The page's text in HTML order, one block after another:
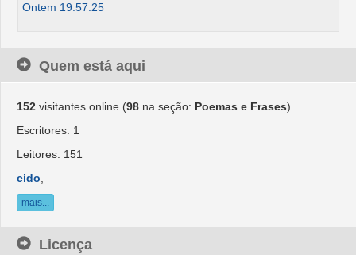
Ontem 19:57:25
Quem está aqui
152 visitantes online (98 na seção: Poemas e Frases)
Escritores: 1
Leitores: 151
cido
mais...
Licença